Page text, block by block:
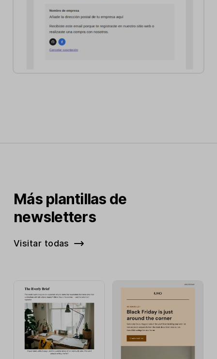
Más plantillas de
newsletters
Visitar todas